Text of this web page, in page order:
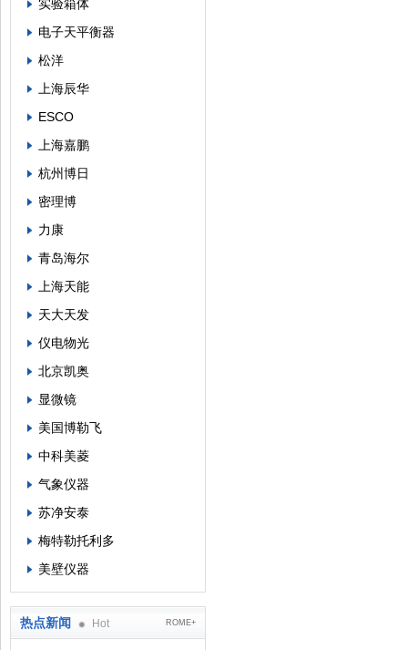
实验箱体
电子天平衡器
松洋
上海辰华
ESCO
上海嘉鹏
杭州博日
密理博
力康
青岛海尔
上海天能
天大天发
仪电物光
北京凯奥
显微镜
美国博勒飞
中科美菱
气象仪器
苏净安泰
梅特勒托利多
美壁仪器
热点新闻 Hot ROME+